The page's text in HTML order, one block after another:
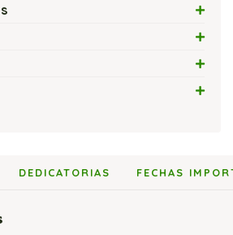
Velas
de Rosas
Mamá
DEDICATORIAS FECHAS